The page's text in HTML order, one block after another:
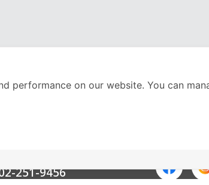
251-9456
performance on our website. You can